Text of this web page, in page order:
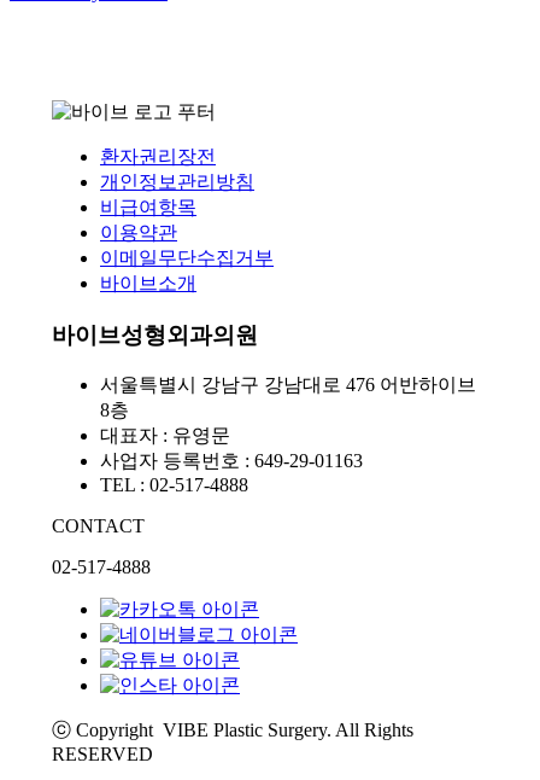
환자권리장전
개인정보관리방침
비급여항목
이용약관
이메일무단수집거부
바이브소개
바이브성형외과의원
서울특별시 강남구 강남대로 476 어반하이브
8층
대표자 : 유영문
사업자 등록번호 : 649-29-01163
TEL : 02-517-4888
CONTACT
02-517-4888
ⓒ Copyright VIBE Plastic Surgery. All Rights
RESERVED